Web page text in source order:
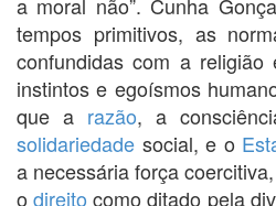
tempos primitivos, as
confundidas com a
instintos e egoísmos
que a razão, a
solidariedade social, e o
a necessária força
odireito como ditado pela